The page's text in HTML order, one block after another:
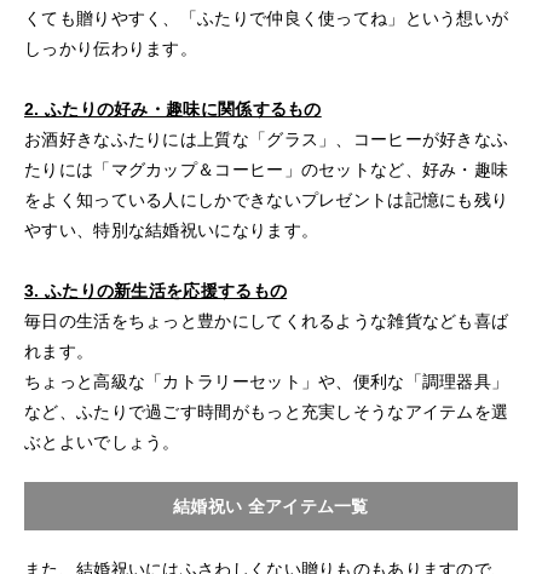
くても贈りやすく、「ふたりで仲良く使ってね」という想いが
しっかり伝わります。
2. ふたりの好み・趣味に関係するもの
お酒好きなふたりには上質な「グラス」、コーヒーが好きなふ
たりには「マグカップ＆コーヒー」のセットなど、好み・趣味
をよく知っている人にしかできないプレゼントは記憶にも残り
やすい、特別な結婚祝いになります。
3. ふたりの新生活を応援するもの
毎日の生活をちょっと豊かにしてくれるような雑貨なども喜ば
れます。
ちょっと高級な「カトラリーセット」や、便利な「調理器具」
など、ふたりで過ごす時間がもっと充実しそうなアイテムを選
ぶとよいでしょう。
結婚祝い 全アイテム一覧
また、結婚祝いにはふさわしくない贈りものもありますので、